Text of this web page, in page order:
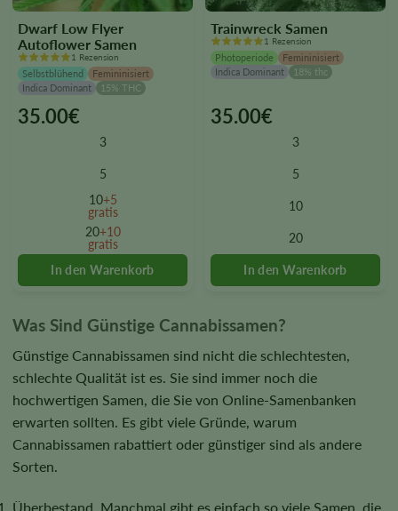
Dwarf Low Flyer
Autoflower Samen
1 Rezension
Selbstblühend
Femininisiert
Indica Dominant
15% THC
35.00€
3
5
10+5
gratis
20+10
gratis
This
chosen
the
page
Trainwreck Samen
1 Rezension
Photoperiode
Femininisiert
Indica Dominant
18% thc
35.00€
3
5
10
20
This
chosen
the
page
Was Sind Günstige Cannabissamen?
Günstige Cannabissamen sind nicht die schlechtesten,
schlechte Qualität ist es. Sie sind immer noch die
hochwertigen Samen, die Sie von Online-Samenbanken
erwarten sollten. Es gibt viele Gründe, warum
Cannabissamen rabattiert oder günstiger sind als andere
Sorten.
Überbestand. Manchmal gibt es einfach so viele Samen, die